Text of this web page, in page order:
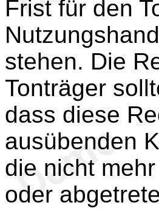
Frist für den
stehen. Die
Tonträger
dass diese
ausübenden
die nicht
oder